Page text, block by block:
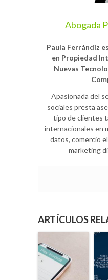
Abogada
Paula Ferrándiz
en Propiedad
Nuevas
Apasionada del
sociales presta
tipo de clientes
internacionales en
datos, comercio
marketing
ARTÍCULOS